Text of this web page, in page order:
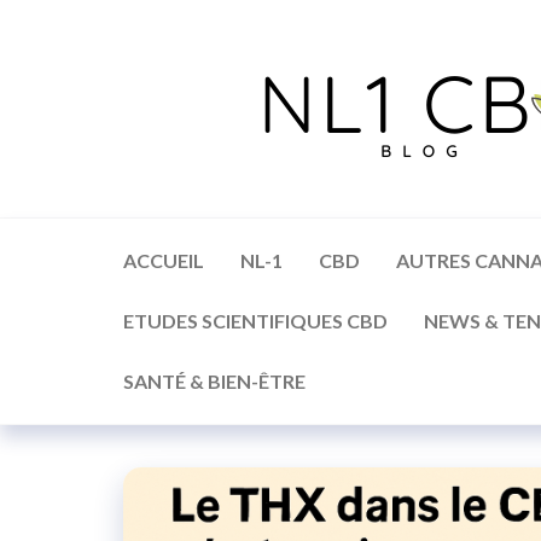
ACCUEIL NL-1 CBD AUTRES
ETUDES SCIENTIFIQUES CBD NEWS &
SANTÉ & BIEN-ÊTRE